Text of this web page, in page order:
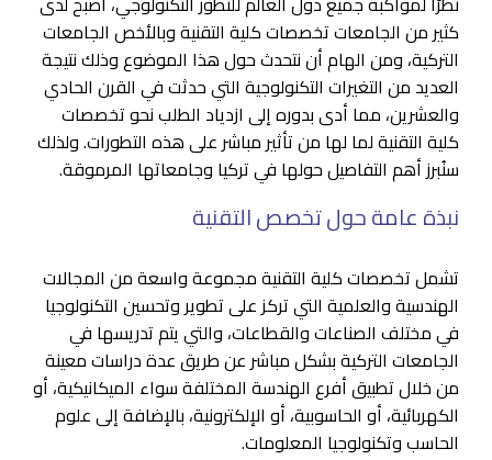
كثير من الجامعات تخصصات كلية التقنية وبالأخص الجامعات
التركية، ومن الهام أن نتحدث حول هذا الموضوع وذلك نتيجة
العديد من التغيرات التكنولوجية التي حدثت في القرن الحادي
والعشرين، مما أدى بدوره إلى ازدياد الطلب نحو تخصصات
كلية التقنية لما لها من تأثير مباشر على هذه التطورات. ولذلك
سنُبرز أهم التفاصيل حولها في تركيا وجامعاتها المرموقة.
نبذة عامة حول تخصص التقنية
تشمل تخصصات كلية التقنية مجموعة واسعة من المجالات
الهندسية والعلمية التي تركز على تطوير وتحسين التكنولوجيا
في مختلف الصناعات والقطاعات، والتي يتم تدريسها في
الجامعات التركية بشكل مباشر عن طريق عدة دراسات معينة
من خلال تطبيق أفرع الهندسة المختلفة سواء الميكانيكية، أو
الكهربائية، أو الحاسوبية، أو الإلكترونية، بالإضافة إلى علوم
الحاسب وتكنولوجيا المعلومات.